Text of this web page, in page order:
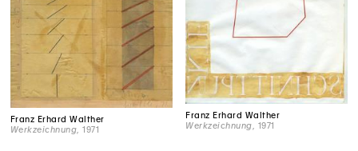
Franz Erhard Walther
Werkzeichnung , 1971
Franz Erhard Walther
Werkzeichnung, 1971